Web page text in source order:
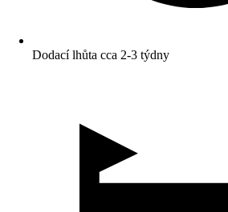
Dodací lhůta cca 2-3 týdny